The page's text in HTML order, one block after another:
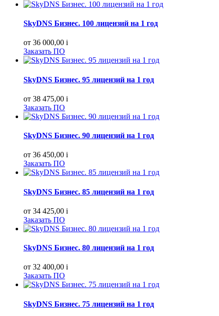
SkyDNS Бизнес. 100 лицензий на 1 год
от 36 000,00 i
Заказать ПО
SkyDNS Бизнес. 95 лицензий на 1 год
от 38 475,00 i
Заказать ПО
SkyDNS Бизнес. 90 лицензий на 1 год
от 36 450,00 i
Заказать ПО
SkyDNS Бизнес. 85 лицензий на 1 год
от 34 425,00 i
Заказать ПО
SkyDNS Бизнес. 80 лицензий на 1 год
от 32 400,00 i
Заказать ПО
SkyDNS Бизнес. 75 лицензий на 1 год